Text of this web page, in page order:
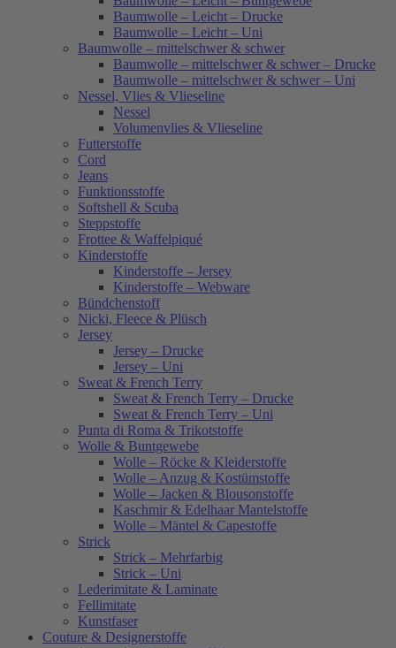
Baumwolle – Leicht – Drucke
Baumwolle – Leicht – Uni
Baumwolle – mittelschwer & schwer
Baumwolle – mittelschwer & schwer – Drucke
Baumwolle – mittelschwer & schwer – Uni
Nessel, Vlies & Vlieseline
Nessel
Volumenvlies & Vlieseline
Futterstoffe
Cord
Jeans
Funktionsstoffe
Softshell & Scuba
Steppstoffe
Frottee & Waffelpiqué
Kinderstoffe
Kinderstoffe – Jersey
Kinderstoffe – Webware
Bündchenstoff
Nicki, Fleece & Plüsch
Jersey
Jersey – Drucke
Jersey – Uni
Sweat & French Terry
Sweat & French Terry – Drucke
Sweat & French Terry – Uni
Punta di Roma & Trikotstoffe
Wolle & Buntgewebe
Wolle – Röcke & Kleiderstoffe
Wolle – Anzug & Kostümstoffe
Wolle – Jacken & Blousonstoffe
Kaschmir & Edelhaar Mantelstoffe
Wolle – Mäntel & Capestoffe
Strick
Strick – Mehrfarbig
Strick – Uni
Lederimitate & Laminate
Fellimitate
Kunstfaser
Couture & Designerstoffe